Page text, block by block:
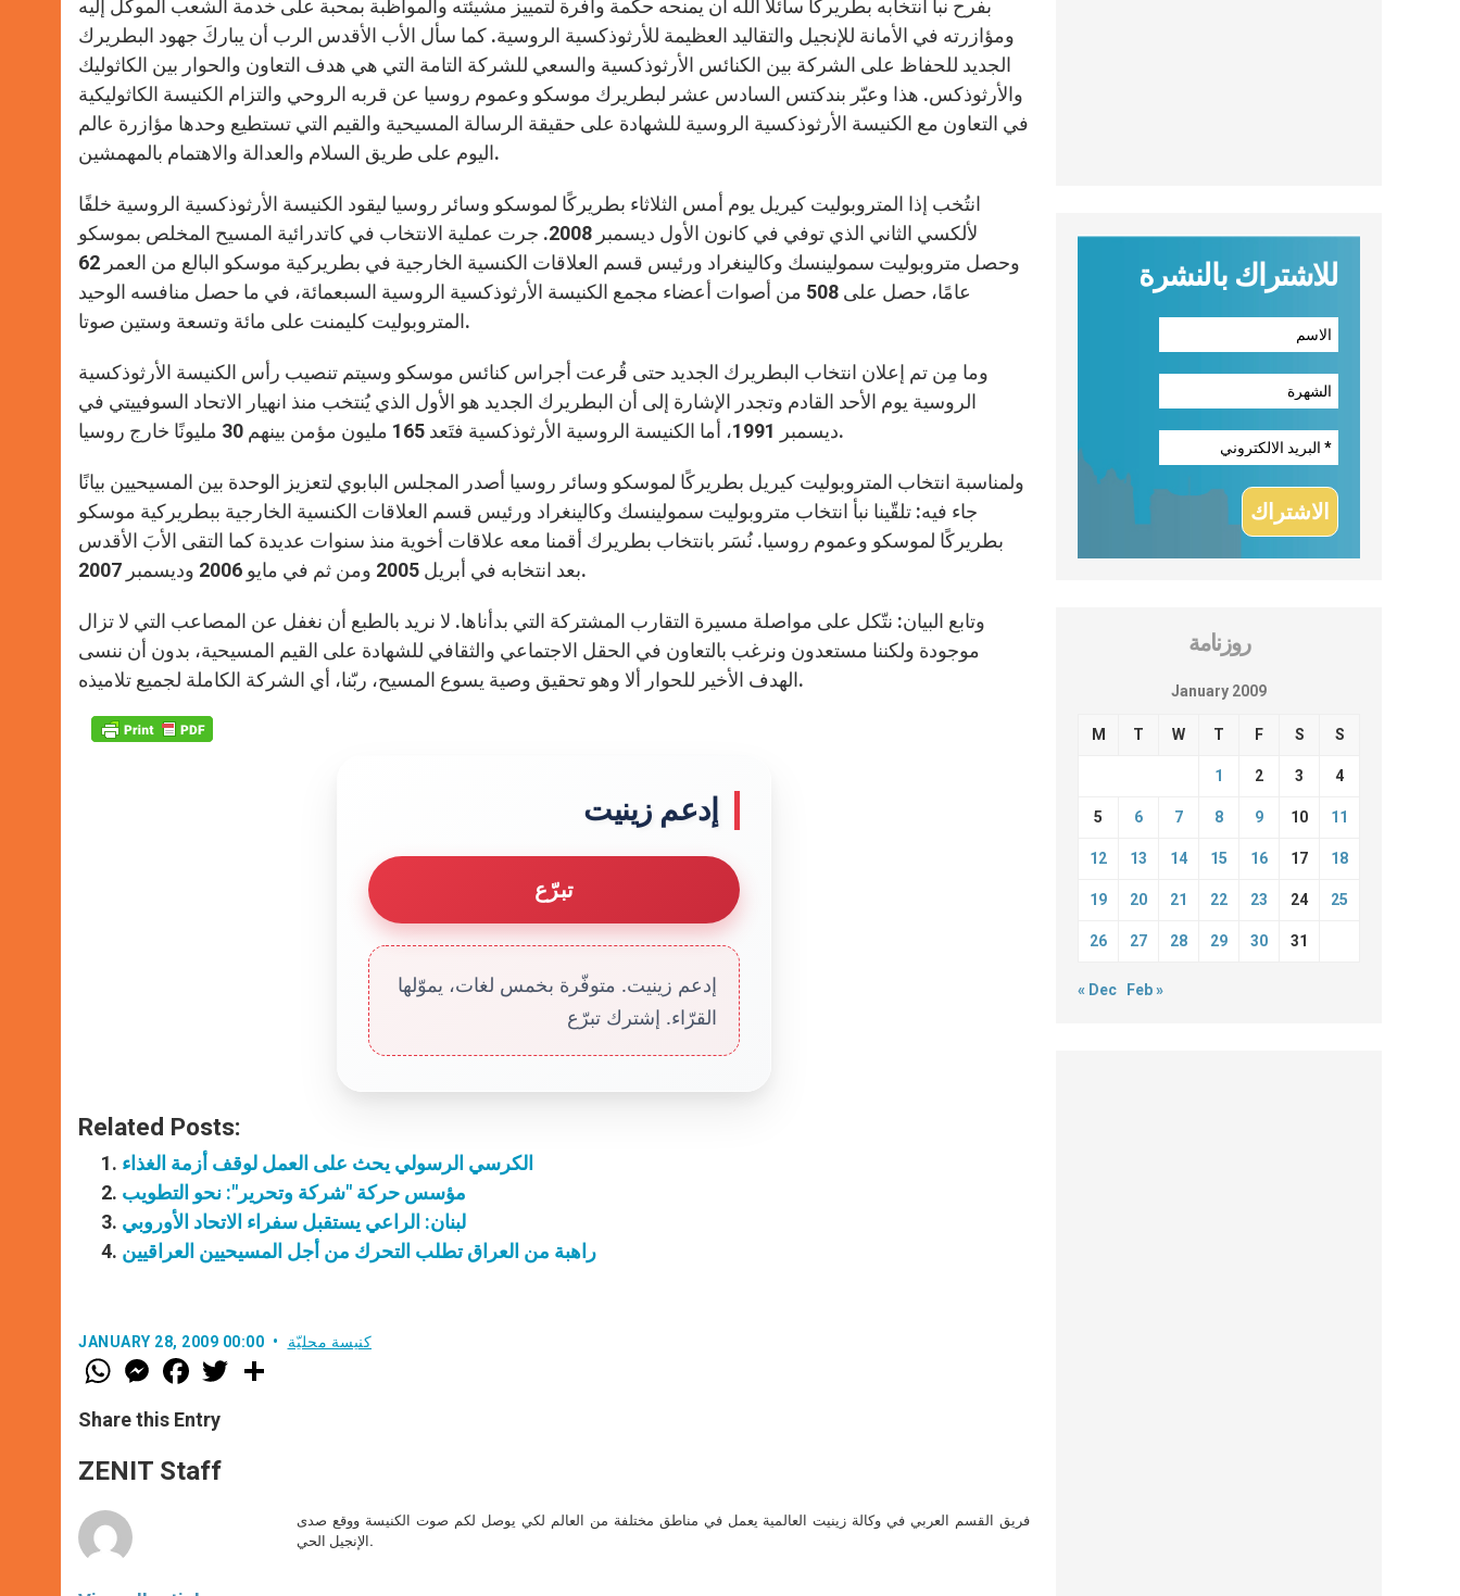
بفرح نبأ انتخابه بطريركًا سائلا الله أن يمنحه حكمة وافرة لتمييز مشيئته والمواظبة بمحبة على خدمة الشعب الموكل إليه
ومؤازرته في الأمانة للإنجيل والتقاليد العظيمة للأرثوذكسية الروسية. كما سأل الأب الأقدس الرب أن يباركَ جهود البطريرك
الجديد للحفاظ على الشركة بين الكنائس الأرثوذكسية والسعي للشركة التامة التي هي هدف التعاون والحوار بين الكاثوليك
والأرثوذكس. هذا وعبّر بندكتس السادس عشر لبطريرك موسكو وعموم روسيا عن قربه الروحي والتزام الكنيسة الكاثوليكية
في التعاون مع الكنيسة الأرثوذكسية الروسية للشهادة على حقيقة الرسالة المسيحية والقيم التي تستطيع وحدها مؤازرة عالم
اليوم على طريق السلام والعدالة والاهتمام بالمهمشين.
انتُخب إذا المتروبوليت كيريل يوم أمس الثلاثاء بطريركًا لموسكو وسائر روسيا ليقود الكنيسة الأرثوذكسية الروسية خلفًا
لألكسي الثاني الذي توفي في كانون الأول ديسمبر 2008. جرت عملية الانتخاب في كاتدرائية المسيح المخلص بموسكو
وحصل متروبوليت سمولينسك وكالينغراد ورئيس قسم العلاقات الكنسية الخارجية في بطريركية موسكو البالع من العمر 62
عامًا، حصل على 508 من أصوات أعضاء مجمع الكنيسة الأرثوذكسية الروسية السبعمائة، في ما حصل منافسه الوحيد
المتروبوليت كليمنت على مائة وتسعة وستين صوتا.
وما مِن تم إعلان انتخاب البطريرك الجديد حتى قُرعت أجراس كنائس موسكو وسيتم تنصيب رأس الكنيسة الأرثوذكسية
الروسية يوم الأحد القادم وتجدر الإشارة إلى أن البطريرك الجديد هو الأول الذي يُنتخب منذ انهيار الاتحاد السوفييتي في
ديسمبر 1991، أما الكنيسة الروسية الأرثوذكسية فتَعد 165 مليون مؤمن بينهم 30 مليونًا خارج روسيا.
ولمناسبة انتخاب المتروبوليت كيريل بطريركًا لموسكو وسائر روسيا أصدر المجلس البابوي لتعزيز الوحدة بين المسيحيين بيانًا
جاء فيه: تلقّينا نبأ انتخاب متروبوليت سمولينسك وكالينغراد ورئيس قسم العلاقات الكنسية الخارجية ببطريركية موسكو
بطريركًا لموسكو وعموم روسيا. نُسَر بانتخاب بطريرك أقمنا معه علاقات أخوية منذ سنوات عديدة كما التقى الأبَ الأقدس
بعد انتخابه في أبريل 2005 ومن ثم في مايو 2006 وديسمبر 2007.
وتابع البيان: نتّكل على مواصلة مسيرة التقارب المشتركة التي بدأناها. لا نريد بالطبع أن نغفل عن المصاعب التي لا تزال
موجودة ولكننا مستعدون ونرغب بالتعاون في الحقل الاجتماعي والثقافي للشهادة على القيم المسيحية، بدون أن ننسى
الهدف الأخير للحوار ألا وهو تحقيق وصية يسوع المسيح، ربّنا، أي الشركة الكاملة لجميع تلاميذه.
إدعم زينيت
تبرّع
إدعم زينيت. متوفّرة بخمس لغات، يموّلها
القرّاء. إشترك تبرّع
Related Posts:
الكرسي الرسولي يحث على العمل لوقف أزمة الغذاء
مؤسس حركة "شركة وتحرير": نحو التطويب
لبنان: الراعي يستقبل سفراء الاتحاد الأوروبي
راهبة من العراق تطلب التحرك من أجل المسيحيين العراقيين
JANUARY 28, 2009 00:00 كنيسة محليّة
W
h
t
s
p
p
M
e
s
e
g
e
F
a
e
b
o
k
w
Share this Entry
ZENIT Staff
فريق القسم العربي في وكالة زينيت العالمية يعمل في مناطق مختلفة من العالم لكي يوصل لكم صوت الكنيسة ووقع صدى
الإنجيل الحي.
للاشتراك بالنشرة
روزنامة
January 2009
M T W T F S S
1 2 3 4
5 6 7 8 9 10 11
12 13 14 15 16 17 18
19 20 21 22 23 24 25
26 27 28 29 30 31
« Dec Feb »